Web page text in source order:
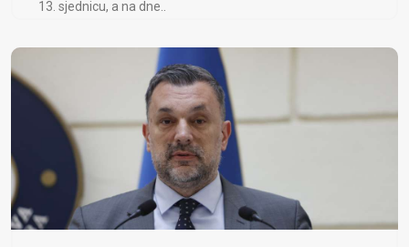
13. sjednicu, a na dne..